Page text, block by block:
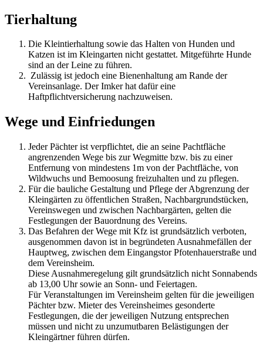
Tierhaltung
Die Kleintierhaltung sowie das Halten von Hunden und
Katzen ist im Kleingarten nicht gestattet. Mitgeführte Hunde
sind an der Leine zu führen.
Zulässig ist jedoch eine Bienenhaltung am Rande der
Vereinsanlage. Der Imker hat dafür eine
Haftpflichtversicherung nachzuweisen.
Wege und Einfriedungen
Jeder Pächter ist verpflichtet, die an seine Pachtfläche
angrenzenden Wege bis zur Wegmitte bzw. bis zu einer
Entfernung von mindestens 1m von der Pachtfläche, von
Wildwuchs und Bemoosung freizuhalten und zu pflegen.
Für die bauliche Gestaltung und Pflege der Abgrenzung der
Kleingärten zu öffentlichen Straßen, Nachbargrundstücken,
Vereinswegen und zwischen Nachbargärten, gelten die
Festlegungen der Bauordnung des Vereins.
Das Befahren der Wege mit Kfz ist grundsätzlich verboten,
ausgenommen davon ist in begründeten Ausnahmefällen der
Hauptweg, zwischen dem Eingangstor Pfotenhauerstraße und
dem Vereinsheim.
Diese Ausnahmeregelung gilt grundsätzlich nicht Sonnabends
ab 13,00 Uhr sowie an Sonn- und Feiertagen.
Für Veranstaltungen im Vereinsheim gelten für die jeweiligen
Pächter bzw. Mieter des Vereinsheimes gesonderte
Festlegungen, die der jeweiligen Nutzung entsprechen
müssen und nicht zu unzumutbaren Belästigungen der
Kleingärtner führen dürfen.